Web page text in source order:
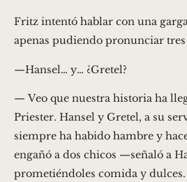
Fritz intentó hablar con una
apenas pudiendo pronunciar tres
—Hansel… y… ¿Gretel?
— Veo que nuestra historia ha
Priester. Hansel y Gretel, a su
siempre ha habido hambre y
engañó a dos chicos —señaló a
prometiéndoles comida y dulces.